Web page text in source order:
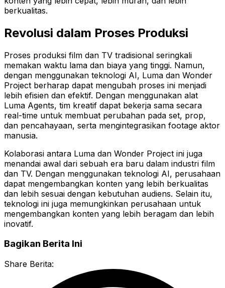
berkualitas.
Revolusi dalam Proses Produksi
Proses produksi film dan TV tradisional seringkali
memakan waktu lama dan biaya yang tinggi. Namun,
dengan menggunakan teknologi AI, Luma dan Wonder
Project berharap dapat mengubah proses ini menjadi
lebih efisien dan efektif. Dengan menggunakan alat
Luma Agents, tim kreatif dapat bekerja sama secara
real-time untuk membuat perubahan pada set, prop,
dan pencahayaan, serta mengintegrasikan footage aktor
manusia.
Kolaborasi antara Luma dan Wonder Project ini juga
menandai awal dari sebuah era baru dalam industri film
dan TV. Dengan menggunakan teknologi AI, perusahaan
dapat mengembangkan konten yang lebih berkualitas
dan lebih sesuai dengan kebutuhan audiens. Selain itu,
teknologi ini juga memungkinkan perusahaan untuk
mengembangkan konten yang lebih beragam dan lebih
inovatif.
Bagikan Berita Ini
Share Berita: